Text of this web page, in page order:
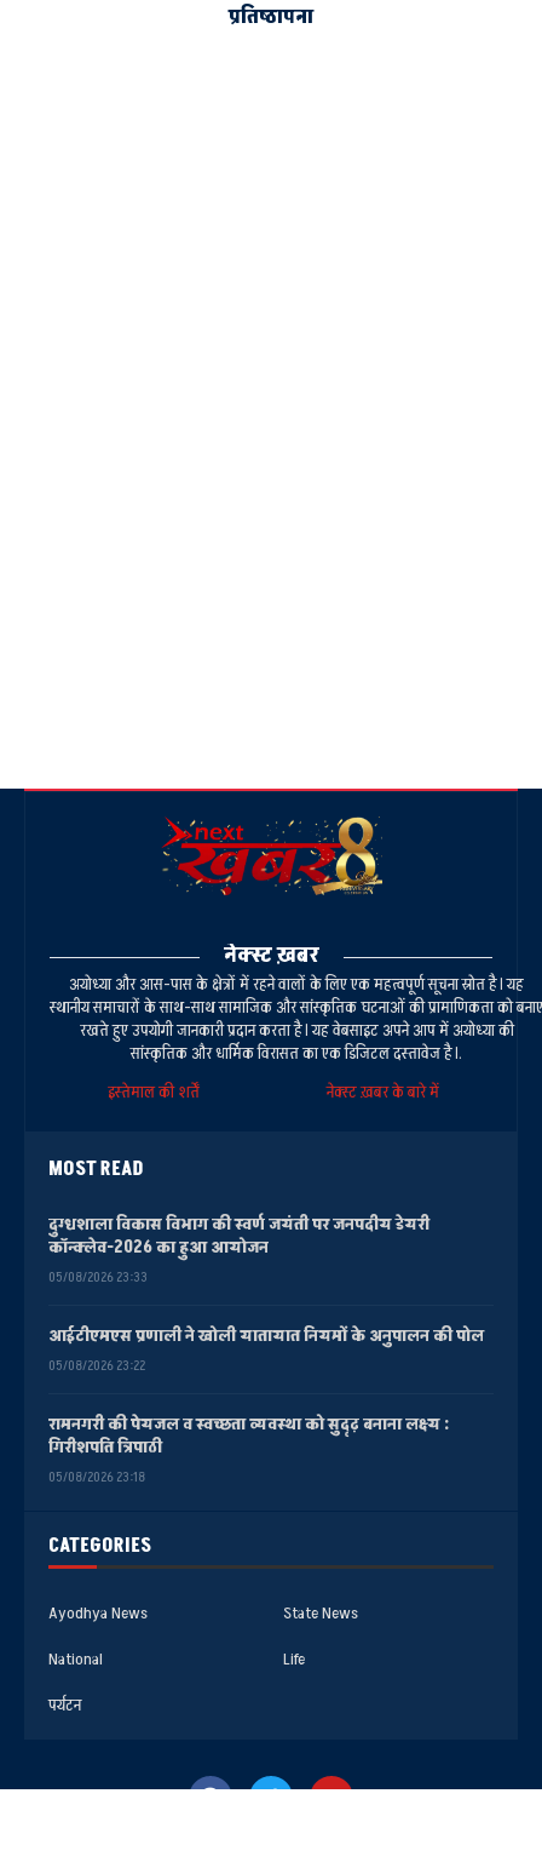
प्रतिष्ठापना
CATEGORIES
Ayodhya News
State News
National
Life
पर्यटन
नेक्स्ट ख़बर
अयोध्या और आस-पास के क्षेत्रों में रहने वालों के लिए एक महत्वपूर्ण सूचना स्रोत है। यह
स्थानीय समाचारों के साथ-साथ सामाजिक और सांस्कृतिक घटनाओं की प्रामाणिकता को बनाए
रखते हुए उपयोगी जानकारी प्रदान करता है। यह वेबसाइट अपने आप में अयोध्या की
सांस्कृतिक और धार्मिक विरासत का एक डिजिटल दस्तावेज है।.
इस्तेमाल की शर्तें
नेक्स्ट ख़बर के बारे में
MOST READ
दुग्धशाला विकास विभाग की स्वर्ण जयंती पर जनपदीय डेयरी
कॉन्क्लेव-2026 का हुआ आयोजन
05/08/2026 23:33
आईटीएमएस प्रणाली ने खोली यातायात नियमों के अनुपालन की पोल
05/08/2026 23:22
रामनगरी की पेयजल व स्वच्छता व्यवस्था को सुदृढ़ बनाना लक्ष्य :
गिरीशपति त्रिपाठी
05/08/2026 23:18